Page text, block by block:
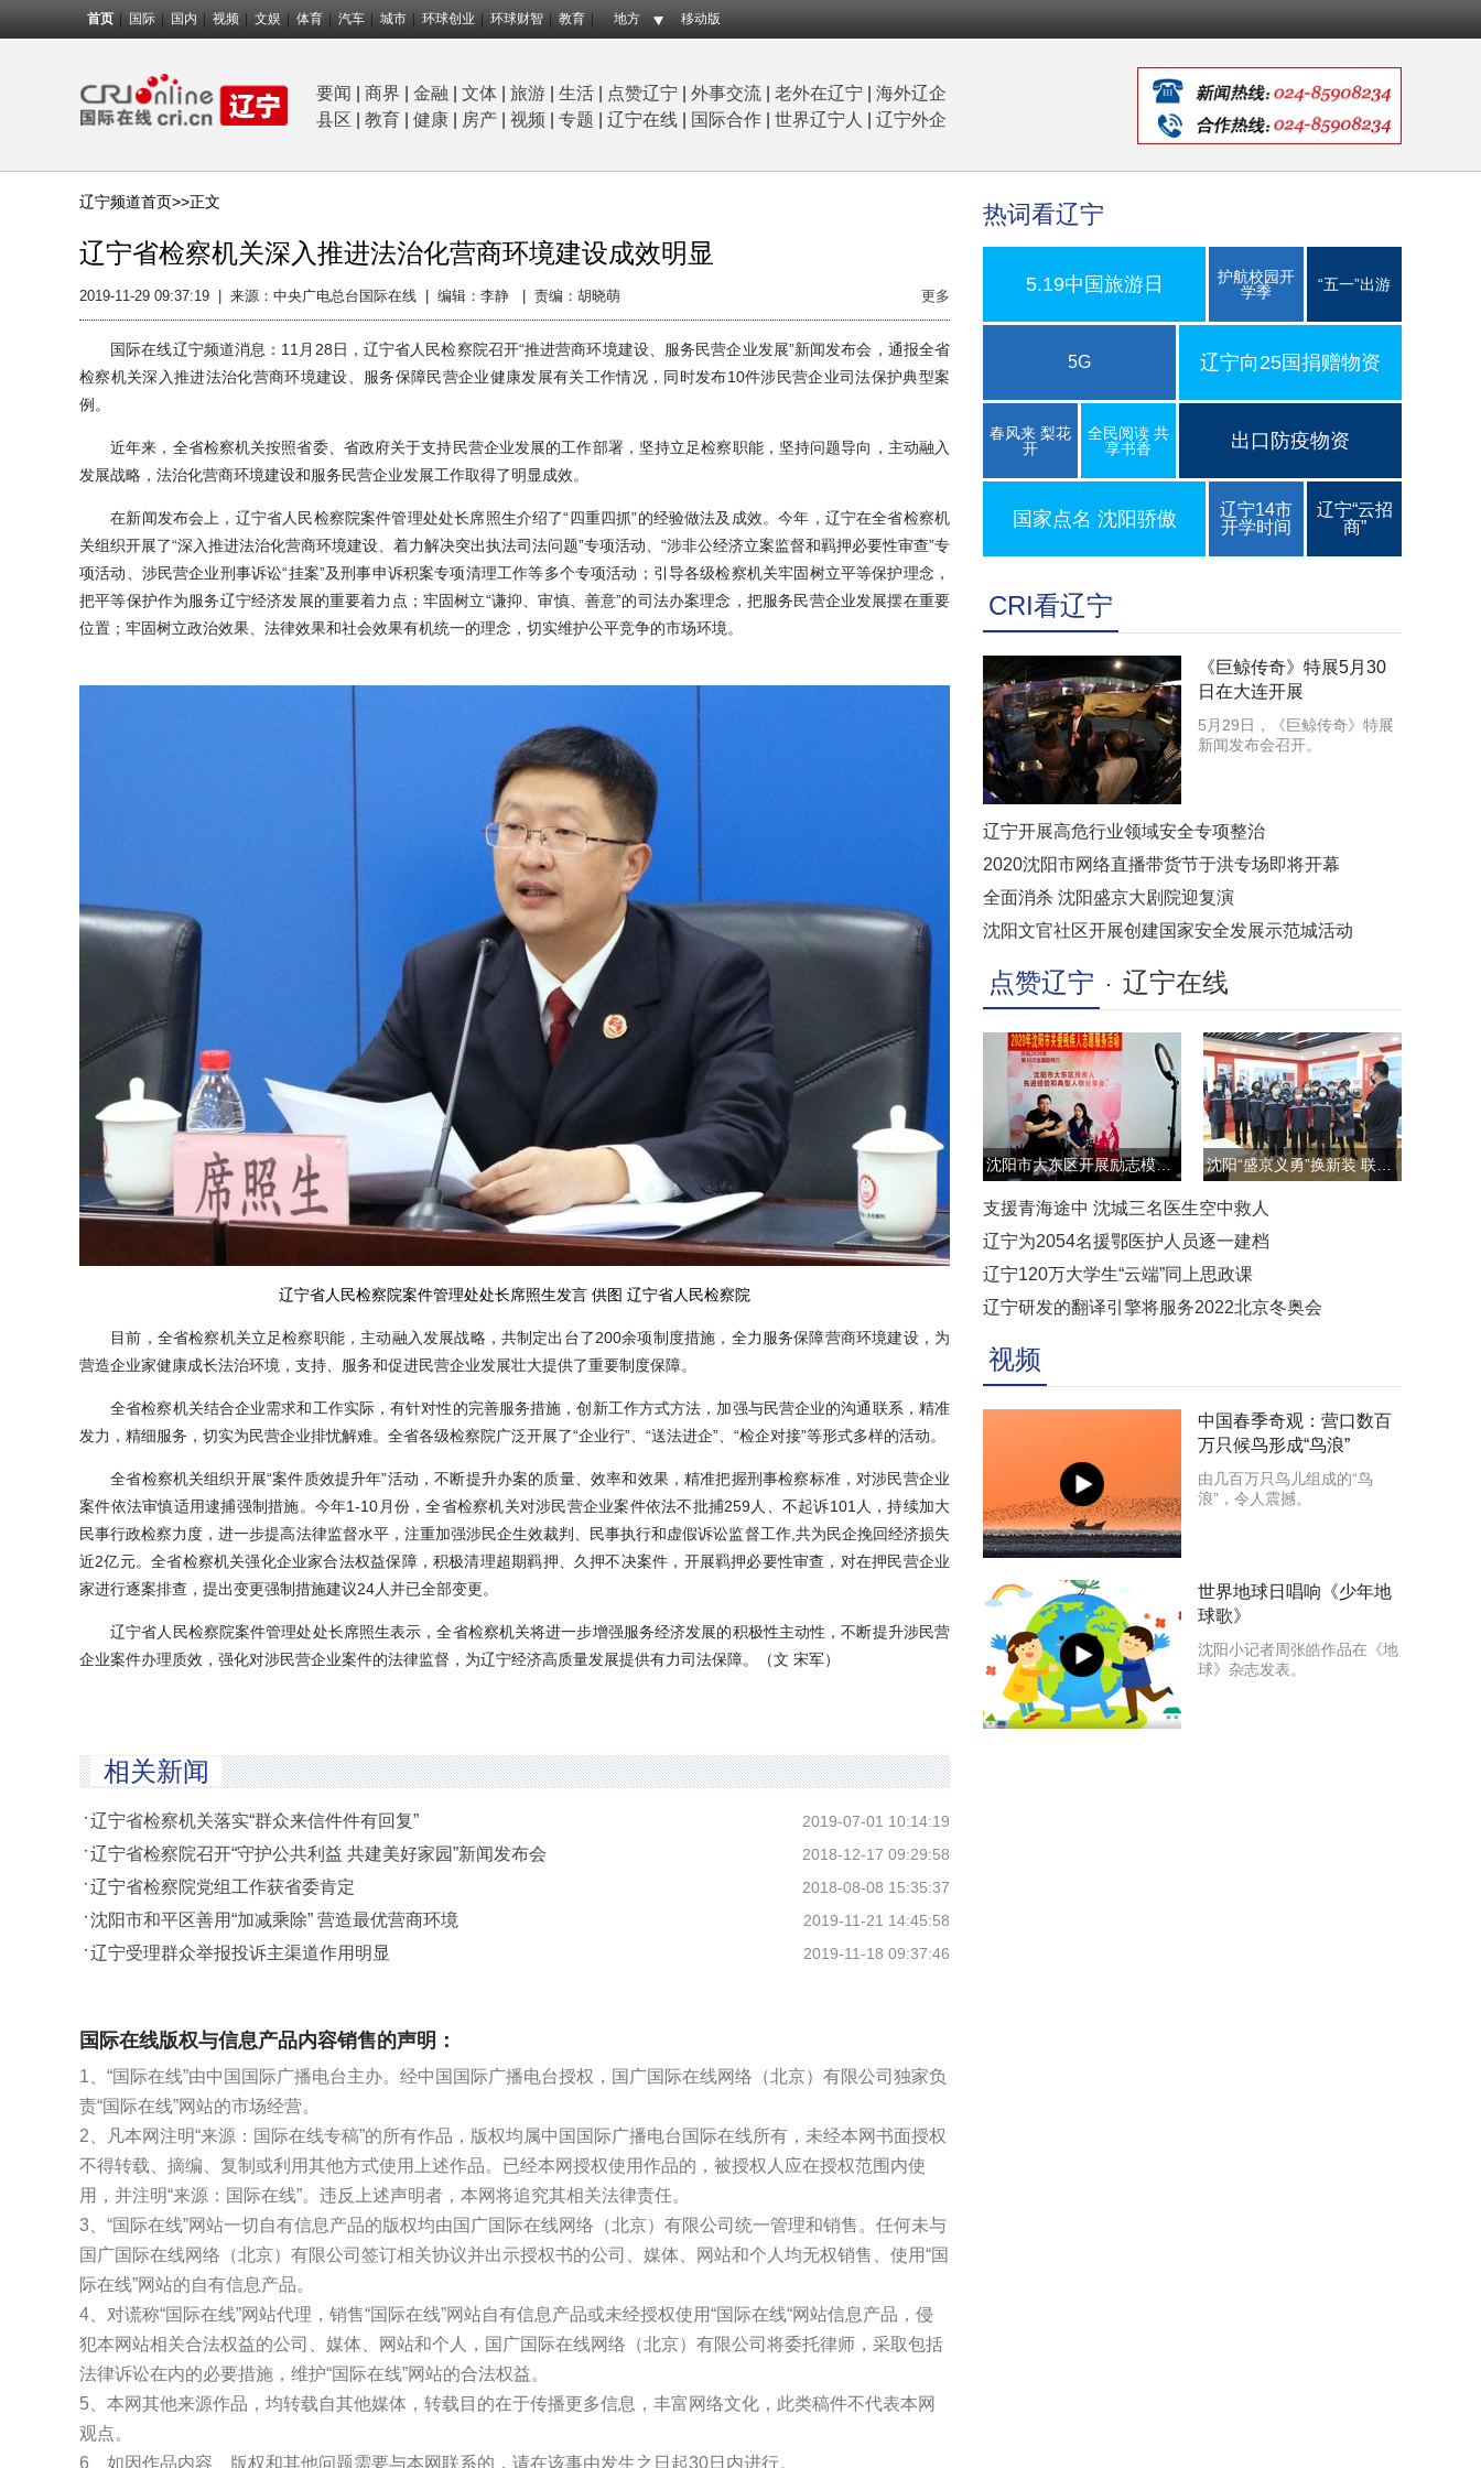
首页 国际 国内 视频 文娱 体育 汽车 城市 环球创业 环球财智 教育 地方 移动版
要闻 商界 金融 文体 旅游 生活 点赞辽宁 外事交流 老外在辽宁
海外辽企
县区
教育 健康 房产 视频 专题 辽宁在线 国际合作 世界辽宁人 辽宁外企
辽宁频道首页>>正文
辽宁省检察机关深入推进法治化营商环境建设成效明显
2019-11-29 09:37:19 来源：中央广电总台国际在线 编辑：李静 | 责编：胡晓萌 更多
国际在线辽宁频道消息：11月28日，辽宁省人民检察院召开“推进营商环境建设、服务民营企业发展”新闻发布会，通报全省
检察机关深入推进法治化营商环境建设、服务保障民营企业健康发展有关工作情况，同时发布10件涉民营企业司法保护典型案
例。
近年来，全省检察机关按照省委、省政府关于支持民营企业发展的工作部署，坚持立足检察职能，坚持问题导向，主动融入
发展战略，法治化营商环境建设和服务民营企业发展工作取得了明显成效。
在新闻发布会上，辽宁省人民检察院案件管理处处长席照生介绍了“四重四抓”的经验做法及成效。今年，辽宁在全省检察机
关组织开展了“深入推进法治化营商环境建设、着力解决突出执法司法问题”专项活动、“涉非公经济立案监督和羁押必要性审查”专
项活动、涉民营企业刑事诉讼“挂案”及刑事申诉积案专项清理工作等多个专项活动；引导各级检察机关牢固树立平等保护理念，
把平等保护作为服务辽宁经济发展的重要着力点；牢固树立“谦抑、审慎、善意”的司法办案理念，把服务民营企业发展摆在重要
位置；牢固树立政治效果、法律效果和社会效果有机统一的理念，切实维护公平竞争的市场环境。
辽宁省人民检察院案件管理处处长席照生发言 供图 辽宁省人民检察院
目前，全省检察机关立足检察职能，主动融入发展战略，共制定出台了200余项制度措施，全力服务保障营商环境建设，为
营造企业家健康成长法治环境，支持、服务和促进民营企业发展壮大提供了重要制度保障。
全省检察机关结合企业需求和工作实际，有针对性的完善服务措施，创新工作方式方法，加强与民营企业的沟通联系，精准
发力，精细服务，切实为民营企业排忧解难。全省各级检察院广泛开展了“企业行”、“送法进企”、“检企对接”等形式多样的活动。
全省检察机关组织开展“案件质效提升年”活动，不断提升办案的质量、效率和效果，精准把握刑事检察标准，对涉民营企业
案件依法审慎适用逮捕强制措施。今年1-10月份，全省检察机关对涉民营企业案件依法不批捕259人、不起诉101人，持续加大
民事行政检察力度，进一步提高法律监督水平，注重加强涉民企生效裁判、民事执行和虚假诉讼监督工作,共为民企挽回经济损失
近2亿元。全省检察机关强化企业家合法权益保障，积极清理超期羁押、久押不决案件，开展羁押必要性审查，对在押民营企业
家进行逐案排查，提出变更强制措施建议24人并已全部变更。
辽宁省人民检察院案件管理处处长席照生表示，全省检察机关将进一步增强服务经济发展的积极性主动性，不断提升涉民营
企业案件办理质效，强化对涉民营企业案件的法律监督，为辽宁经济高质量发展提供有力司法保障。（文 宋军）
相关新闻
2019-07-01 10:14:19
辽宁省检察机关落实“群众来信件件有回复”
2018-12-17 09:29:58
辽宁省检察院召开“守护公共利益 共建美好家园”新闻发布会
2018-08-08 15:35:37
辽宁省检察院党组工作获省委肯定
2019-11-21 14:45:58
沈阳市和平区善用“加减乘除” 营造最优营商环境
2019-11-18 09:37:46
辽宁受理群众举报投诉主渠道作用明显
国际在线版权与信息产品内容销售的声明：
1、“国际在线”由中国国际广播电台主办。经中国国际广播电台授权，国广国际在线网络（北京）有限公司独家负
责“国际在线”网站的市场经营。
2、凡本网注明“来源：国际在线专稿”的所有作品，版权均属中国国际广播电台国际在线所有，未经本网书面授权
不得转载、摘编、复制或利用其他方式使用上述作品。已经本网授权使用作品的，被授权人应在授权范围内使
用，并注明“来源：国际在线”。违反上述声明者，本网将追究其相关法律责任。
3、“国际在线”网站一切自有信息产品的版权均由国广国际在线网络（北京）有限公司统一管理和销售。任何未与
国广国际在线网络（北京）有限公司签订相关协议并出示授权书的公司、媒体、网站和个人均无权销售、使用“国
际在线”网站的自有信息产品。
4、对谎称“国际在线”网站代理，销售“国际在线”网站自有信息产品或未经授权使用“国际在线“网站信息产品，侵
犯本网站相关合法权益的公司、媒体、网站和个人，国广国际在线网络（北京）有限公司将委托律师，采取包括
法律诉讼在内的必要措施，维护“国际在线”网站的合法权益。
5、本网其他来源作品，均转载自其他媒体，转载目的在于传播更多信息，丰富网络文化，此类稿件不代表本网
观点。
6、如因作品内容、版权和其他问题需要与本网联系的，请在该事由发生之日起30日内进行。
热词看辽宁
5.19中国旅游日
护航校园开
学季
“五一”出游
5G 辽宁向25国捐赠物资
春风来 梨花
开
全民阅读 共
享书香
出口防疫物资
国家点名 沈阳骄傲
辽宁14市
开学时间
辽宁“云招
商”
CRI看辽宁
《巨鲸传奇》特展5月30
日在大连开展
5月29日，《巨鲸传奇》特展
新闻发布会召开。
辽宁开展高危行业领域安全专项整治
2020沈阳市网络直播带货节于洪专场即将开幕
全面消杀 沈阳盛京大剧院迎复演
沈阳文官社区开展创建国家安全发展示范城活动
点赞辽宁 辽宁在线
沈阳市大东区开展励志模范云直播访谈活动
支援青海途中 沈城三名医生空中救人
辽宁为2054名援鄂医护人员逐一建档
辽宁120万大学生“云端”同上思政课
辽宁研发的翻译引擎将服务2022北京冬奥会
视频
中国春季奇观：营口数百
万只候鸟形成“鸟浪”
由几百万只鸟儿组成的“鸟
浪”，令人震撼。
世界地球日唱响《少年地
球歌》
沈阳小记者周张皓作品在《地
球》杂志发表。